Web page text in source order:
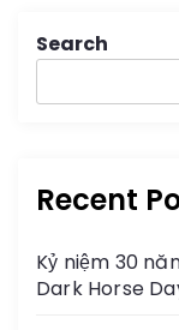
Search
Recent
Kỷ niệm 30
Dark Horse